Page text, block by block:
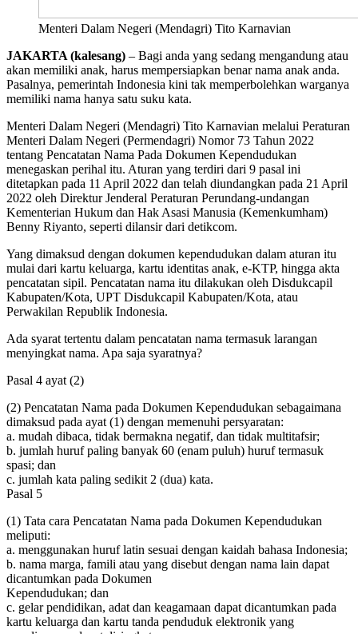
Menteri Dalam Negeri (Mendagri) Tito Karnavian
JAKARTA (kalesang) – Bagi anda yang sedang mengandung atau
akan memiliki anak, harus mempersiapkan benar nama anak anda.
Pasalnya, pemerintah Indonesia kini tak memperbolehkan warganya
memiliki nama hanya satu suku kata.
Menteri Dalam Negeri (Mendagri) Tito Karnavian melalui Peraturan
Menteri Dalam Negeri (Permendagri) Nomor 73 Tahun 2022
tentang Pencatatan Nama Pada Dokumen Kependudukan
menegaskan perihal itu. Aturan yang terdiri dari 9 pasal ini
ditetapkan pada 11 April 2022 dan telah diundangkan pada 21 April
2022 oleh Direktur Jenderal Peraturan Perundang-undangan
Kementerian Hukum dan Hak Asasi Manusia (Kemenkumham)
Benny Riyanto, seperti dilansir dari detikcom.
Yang dimaksud dengan dokumen kependudukan dalam aturan itu
mulai dari kartu keluarga, kartu identitas anak, e-KTP, hingga akta
pencatatan sipil. Pencatatan nama itu dilakukan oleh Disdukcapil
Kabupaten/Kota, UPT Disdukcapil Kabupaten/Kota, atau
Perwakilan Republik Indonesia.
Ada syarat tertentu dalam pencatatan nama termasuk larangan
menyingkat nama. Apa saja syaratnya?
Pasal 4 ayat (2)
(2) Pencatatan Nama pada Dokumen Kependudukan sebagaimana
dimaksud pada ayat (1) dengan memenuhi persyaratan:
a. mudah dibaca, tidak bermakna negatif, dan tidak multitafsir;
b. jumlah huruf paling banyak 60 (enam puluh) huruf termasuk
spasi; dan
c. jumlah kata paling sedikit 2 (dua) kata.
Pasal 5
(1) Tata cara Pencatatan Nama pada Dokumen Kependudukan
meliputi:
a. menggunakan huruf latin sesuai dengan kaidah bahasa Indonesia;
b. nama marga, famili atau yang disebut dengan nama lain dapat
dicantumkan pada Dokumen
Kependudukan; dan
c. gelar pendidikan, adat dan keagamaan dapat dicantumkan pada
kartu keluarga dan kartu tanda penduduk elektronik yang